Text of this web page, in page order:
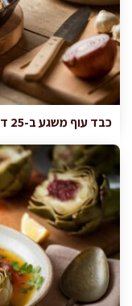
כבד עוף משגע ב-25 דקות, בלי להרתיח ובלי להתייבש